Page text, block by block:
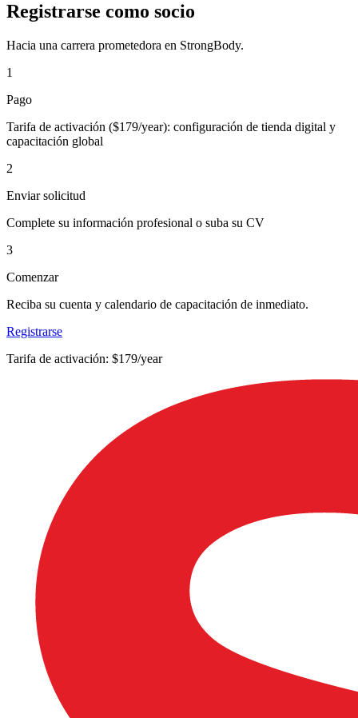
Registrarse como socio
Hacia una carrera prometedora en StrongBody.
1
Pago
Tarifa de activación ($179/year): configuración de tienda digital y
capacitación global
2
Enviar solicitud
Complete su información profesional o suba su CV
3
Comenzar
Reciba su cuenta y calendario de capacitación de inmediato.
Registrarse
Tarifa de activación: $179/year